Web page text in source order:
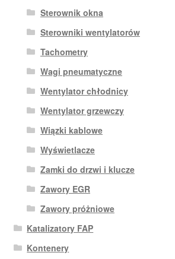
Sterownik okna
Sterowniki wentylatorów
Tachometry
Wagi pneumatyczne
Wentylator chłodnicy
Wentylator grzewczy
Wiązki kablowe
Wyświetlacze
Zamki do drzwi i klucze
Zawory EGR
Zawory próżniowe
Katalizatory FAP
Kontenery